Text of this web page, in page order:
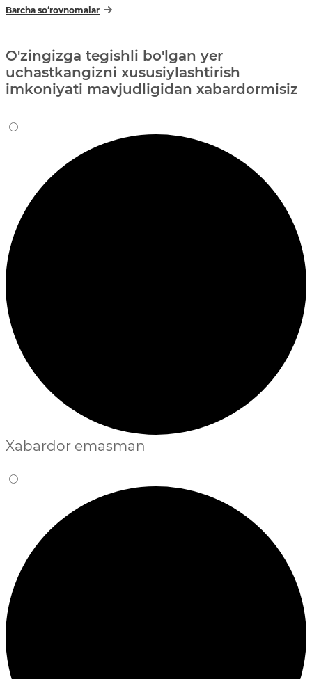
Barcha so‘rovnomalar
O'zingizga tegishli bo'lgan yer
uchastkangizni xususiylashtirish
imkoniyati mavjudligidan xabardormisiz
Xabardor emasman